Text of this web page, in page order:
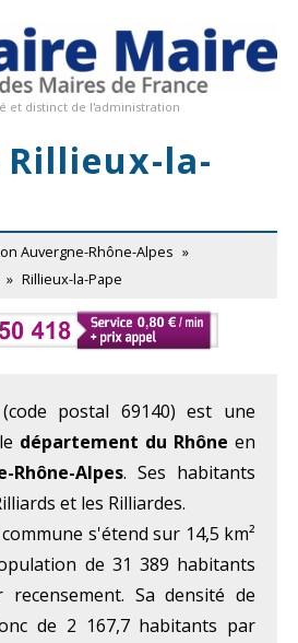
et distinct de l'administration
la-
Auvergne-Rhône-Alpes »
» Rillieux-la-Pape
(code postal 69140) est une
département du Rhône en
Rhône-Alpes. Ses habitants
et les Rilliardes.
s'étend sur 14,5 km²
de 31 389 habitants
Sa densité de
de 2 167,7 habitants par